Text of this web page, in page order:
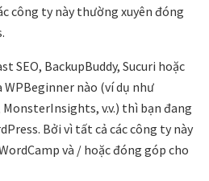
công ty này thường xuyên đóng
SEO, BackupBuddy, Sucuri hoặc
nào (ví dụ như
v.v.) thì bạn đang
Bởi vì tất cả các công ty này
và / hoặc đóng góp cho